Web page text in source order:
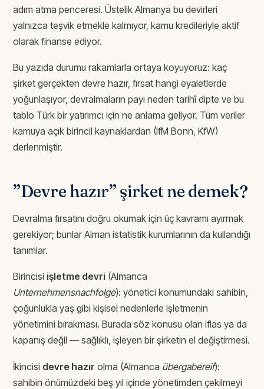
adım atma penceresi. Üstelik Almanya bu devirleri
yalnızca teşvik etmekle kalmıyor, kamu kredileriyle aktif
olarak finanse ediyor.
Bu yazıda durumu rakamlarla ortaya koyuyoruz: kaç
şirket gerçekten devre hazır, fırsat hangi eyaletlerde
yoğunlaşıyor, devralmaların payı neden tarihî dipte ve bu
tablo Türk bir yatırımcı için ne anlama geliyor. Tüm veriler
kamuya açık birincil kaynaklardan (IfM Bonn, KfW)
derlenmiştir.
”Devre hazır” şirket ne demek?
Devralma fırsatını doğru okumak için üç kavramı ayırmak
gerekiyor; bunlar Alman istatistik kurumlarının da kullandığı
tanımlar.
Birincisi işletme devri (Almanca
Unternehmensnachfolge): yönetici konumundaki sahibin,
çoğunlukla yaş gibi kişisel nedenlerle işletmenin
yönetimini bırakması. Burada söz konusu olan iflas ya da
kapanış değil — sağlıklı, işleyen bir şirketin el değiştirmesi.
İkincisi devre hazır olma (Almanca übergabereif):
sahibin önümüzdeki beş yıl içinde yönetimden çekilmeyi